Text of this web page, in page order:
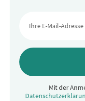
Mit der